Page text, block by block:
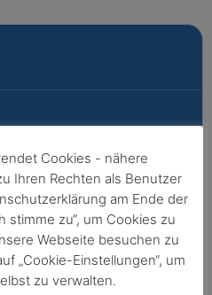
-
Cookies - nähere
Ihren Rechten als Benutzer
am Ende der
stimme zu“, um Cookies zu
Webseite besuchen zu
„Cookie-Einstellungen“, um
zu verwalten.